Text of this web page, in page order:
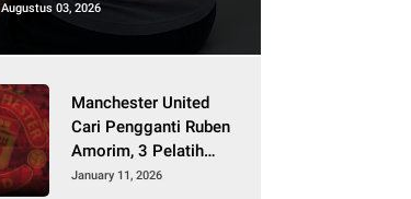
Augustus 03, 2026
Manchester United
Cari Pengganti Ruben
Amorim, 3 Pelatih
Top Ini Jadi Kandidat
January 11, 2026